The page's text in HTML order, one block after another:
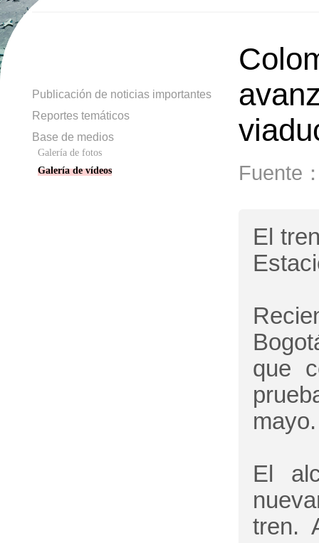
Publicación de noticias importantes
Reportes temáticos
Base de medios
Galería de fotos
Galería de vídeos
Fuente
El
que
mayo.
El
tren.